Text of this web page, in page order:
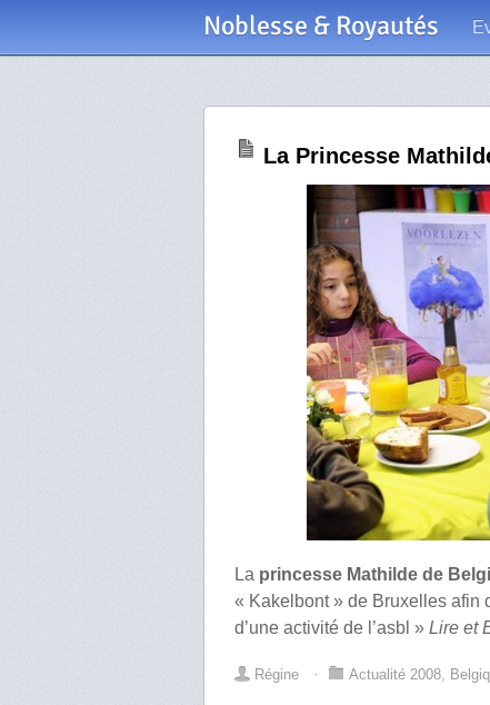
Noblesse & Royautés
La Princesse
La princesse Mathilde de
« Kakelbont » de Bruxelles afin
d’une activité de l’asbl »Lire et
Régine ⋅ Actualité 2008,